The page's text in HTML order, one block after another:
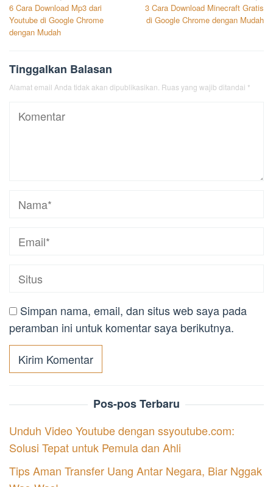
pos
6 Cara Download Mp3 dari
Youtube di Google Chrome
dengan Mudah
3 Cara Download Minecraft Gratis
di Google Chrome dengan Mudah
Tinggalkan Balasan
Alamat email Anda tidak akan dipublikasikan. Ruas yang wajib ditandai *
Simpan nama, email, dan situs web saya pada
peramban ini untuk komentar saya berikutnya.
Pos-pos Terbaru
Unduh Video Youtube dengan ssyoutube.com:
Solusi Tepat untuk Pemula dan Ahli
Tips Aman Transfer Uang Antar Negara, Biar Nggak